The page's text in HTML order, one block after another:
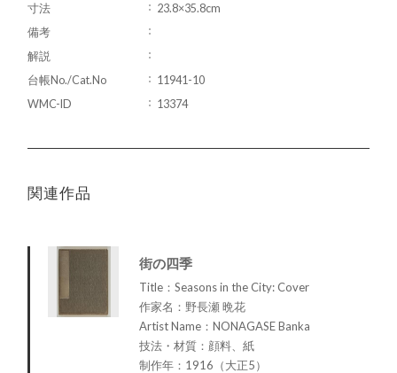
寸法
23.8×35.8cm
備考
解説
台帳No./Cat.No
11941-10
WMC-ID
13374
関連作品
街の四季
Title：Seasons in the City: Cover
作家名：野長瀬 晩花
Artist Name：NONAGASE Banka
技法・材質：顔料、紙
制作年：1916（大正5）